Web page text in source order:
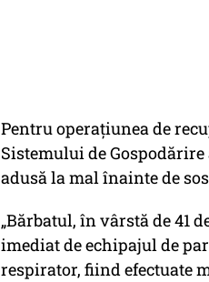
Pentru operaţiunea de
Sistemului de
adusă la mal înainte de
„Bărbatul, în vârstă de 41
imediat de echipajul de
respirator, fiind efectuate